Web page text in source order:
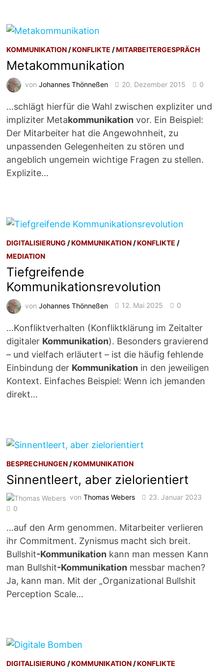
KOMMUNIKATION /KONFLIKTE /MITARBEITERGESPRÄCH
Metakommunikation
vonJohannes Thönneßen 20. Dezember 2015 0
…schlägt hierfür die Wahl zwischen expliziter und
impliziter Metakommunikation vor. Ein Beispiel:
Der Mitarbeiter hat die Angewohnheit, zu
unpassenden Gelegenheiten zu stören und
angeblich ungemein wichtige Fragen zu stellen.
Explizite…
DIGITALISIERUNG /KOMMUNIKATION /KONFLIKTE /
MEDIATION
Tiefgreifende
Kommunikationsrevolution
vonJohannes Thönneßen 12. Mai 2025 0
…Konfliktverhalten (Konfliktklärung im Zeitalter
digitaler Kommunikation). Besonders gravierend
– und vielfach erläutert – ist die häufig fehlende
Einbindung der Kommunikation in den jeweiligen
Kontext. Einfaches Beispiel: Wenn ich jemanden
direkt…
BESPRECHUNGEN /KOMMUNIKATION
Sinnentleert, aber zielorientiert
vonThomas Webers
23. Januar 2023
0
…auf den Arm genommen. Mitarbeiter verlieren
ihr Commitment. Zynismus macht sich breit.
Bullshit-Kommunikation kann man messen Kann
man Bullshit-Kommunikation messbar machen?
Ja, kann man. Mit der „Organizational Bullshit
Perception Scale…
DIGITALISIERUNG /KOMMUNIKATION/KONFLIKTE